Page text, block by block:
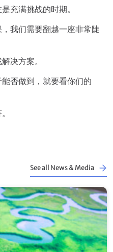
满挑战的时期。
们需要翻越一座非常陡
决方案。
做到，就要看你们的
See all News & Media